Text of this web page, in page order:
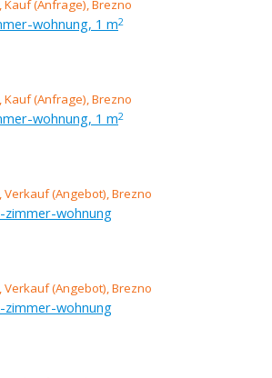
wohnung, 1 m2
wohnung, 1 m2
zimmer-wohnung
zimmer-wohnung